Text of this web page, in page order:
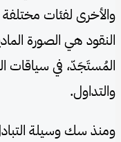
والأخرى لفئات
النقود هي الصورة
المُستَجَدّ، في سياقات
والتداول.
ومنذ سك وسيلة